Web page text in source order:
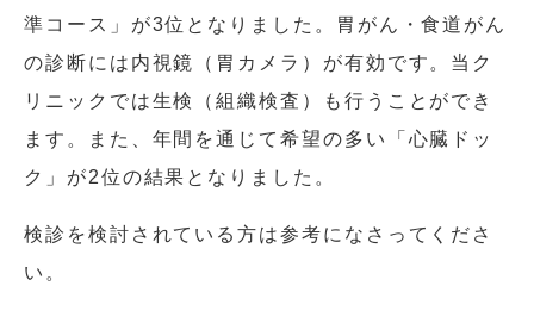
準コース」が3位となりました。胃がん・食道がん
の診断には内視鏡（胃カメラ）が有効です。当ク
リニックでは生検（組織検査）も行うことができ
ます。また、年間を通じて希望の多い「心臓ドッ
ク」が2位の結果となりました。
検診を検討されている方は参考になさってくださ
い。